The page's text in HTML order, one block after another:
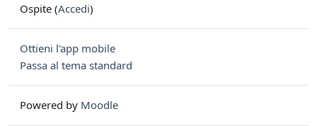
Ospite (Accedi)
Ottieni l'app mobile
Passa al tema standard
Powered by Moodle